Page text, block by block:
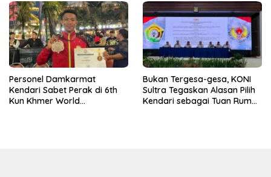
Personel Damkarmat
Kendari Sabet Perak di 6th
Kun Khmer World
Bukan Tergesa-gesa, KONI
Sultra Tegaskan Alasan Pilih
Kendari sebagai Tuan Rumah